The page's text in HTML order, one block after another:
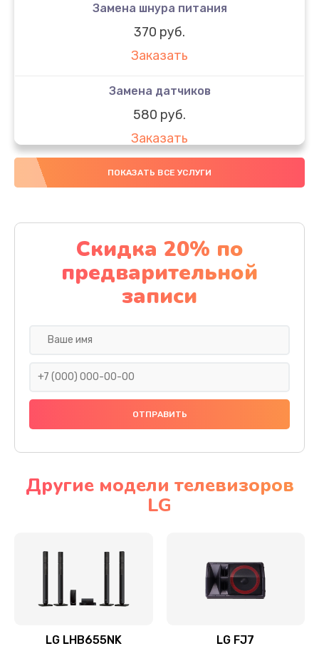
Замена шнура питания
370 руб.
Заказать
Замена датчиков
580 руб.
Заказать
Комплексная чистка
Заказать
Замена дисплея (экрана)
2000 руб.
Заказать
Ремонт платы электроники
Прошивка
Ремонт механики привода
Ремонт / замена кнопок, клавиш, индикаторов,
ПОКАЗАТЬ ВСЕ УСЛУГИ
Скидка 20% по
предварительной
записи
Другие модели телевизоров
LG
LG LHB655NK LG FJ7